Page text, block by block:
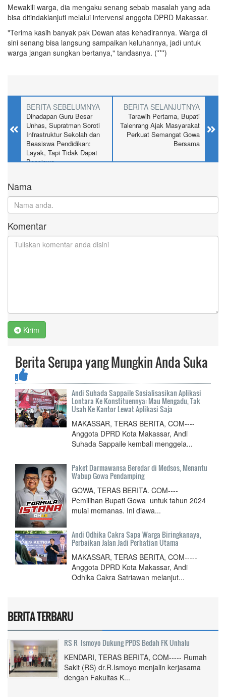
Mewakili warga, dia mengaku senang sebab masalah yang ada
bisa ditindaklanjuti melalui intervensi anggota DPRD Makassar.
"Terima kasih banyak pak Dewan atas kehadirannya. Warga di
sini senang bisa langsung sampaikan keluhannya, jadi untuk
warga jangan sungkan bertanya," tandasnya. (***)
BERITA SEBELUMNYA
Dihadapan Guru Besar
Unhas, Supratman Soroti
Infrastruktur Sekolah dan
Beasiswa Pendidikan:
Layak, Tapi Tidak Dapat
Beasiswa
BERITA SELANJUTNYA
Tarawih Pertama, Bupati
Talenrang Ajak Masyarakat
Perkuat Semangat Gowa
Bersama
Nama
Komentar
Kirim
Berita Serupa yang Mungkin Anda Suka
Andi Suhada Sappaile Sosialisasikan Aplikasi
Lontara Ke Konstituennya: Mau Mengadu, Tak
Usah Ke Kantor Lewat Aplikasi Saja
MAKASSAR, TERAS BERITA, COM----
Anggota DPRD Kota Makassar, Andi
Suhada Sappaile kembali menggela...
Paket Darmawansa Beredar di Medsos, Menantu
Wabup Gowa Pendamping
GOWA, TERAS BERITA. COM----
Pemilihan Bupati Gowa untuk tahun 2024
mulai memanas. Ini diawa...
Andi Odhika Cakra Sapa Warga Biringkanaya,
Perbaikan Jalan Jadi Perhatian Utama
MAKASSAR, TERAS BERITA, COM-----
Anggota DPRD Kota Makassar, Andi
Odhika Cakra Satriawan melanjut...
BERITA TERBARU
RS R Ismoyo Dukung PPDS Bedah FK Unhalu
KENDARI, TERAS BERITA, COM----- Rumah
Sakit (RS) dr.R.Ismoyo menjalin kerjasama
dengan Fakultas K...